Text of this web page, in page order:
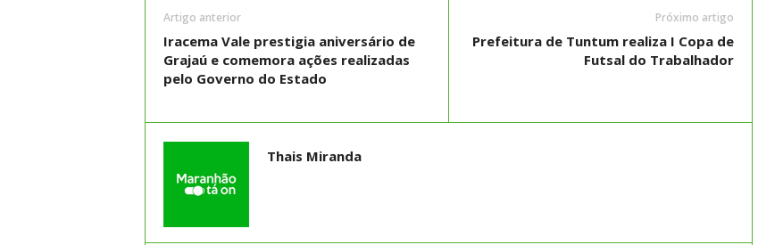
Artigo anterior
Iracema Vale prestigia aniversário de
Grajaú e comemora ações realizadas
pelo Governo do Estado
Próximo artigo
Prefeitura de Tuntum realiza I Copa de
Futsal do Trabalhador
Thais Miranda